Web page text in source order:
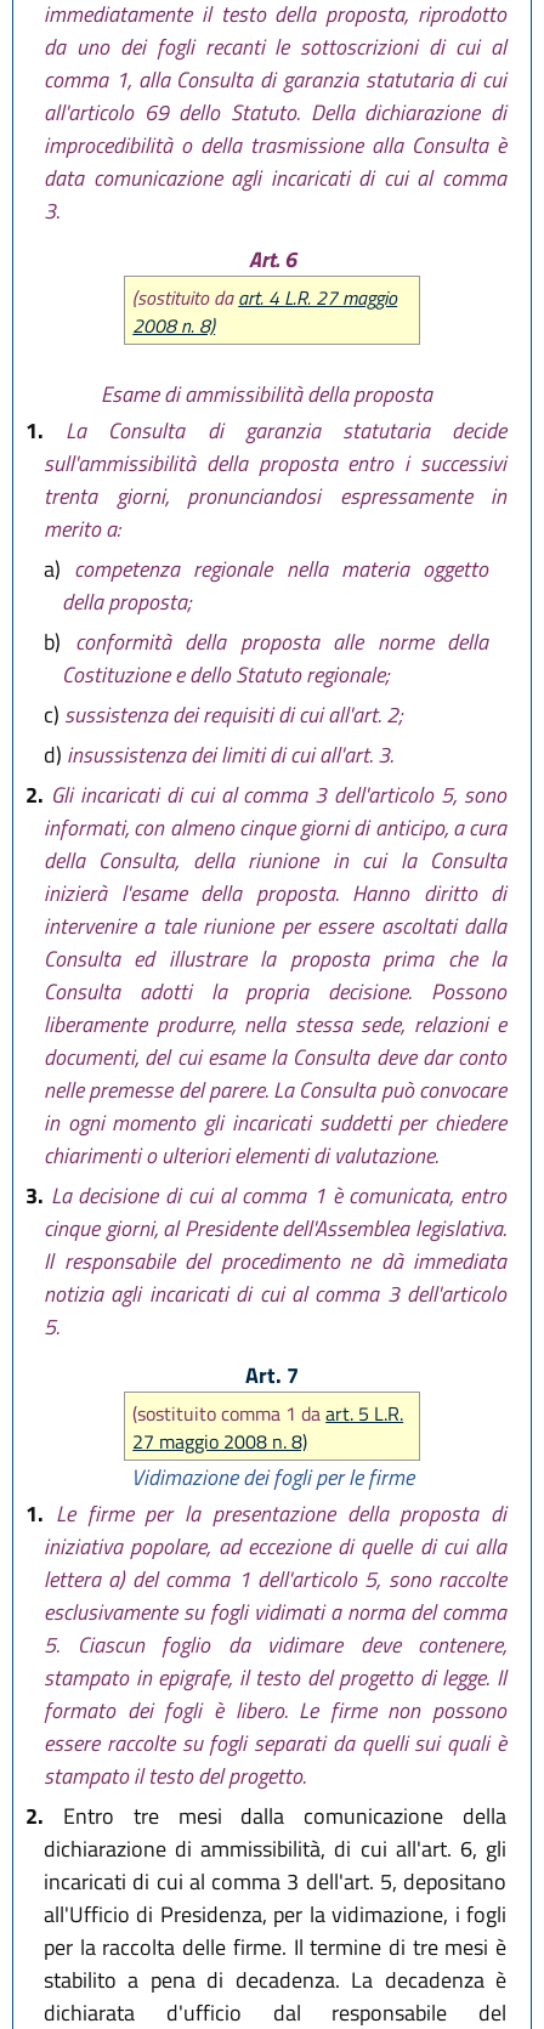
immediatamente il testo della proposta, riprodotto
da uno dei fogli recanti le sottoscrizioni di cui al
comma 1, alla Consulta di garanzia statutaria di cui
all'articolo 69 dello Statuto. Della dichiarazione di
improcedibilità o della trasmissione alla Consulta è
data comunicazione agli incaricati di cui al comma
3.
Art. 6
(sostituito daart. 4 L.R. 27 maggio
2008 n. 8)
Esame di ammissibilità della proposta
1.
La Consulta di garanzia statutaria decide
sull'ammissibilità della proposta entro i successivi
trenta giorni, pronunciandosi espressamente in
merito a:
a) competenza regionale nella materia oggetto
della proposta;
b) conformità della proposta alle norme della
Costituzione e dello Statuto regionale;
c) sussistenza dei requisiti di cui all'art. 2;
d) insussistenza dei limiti di cui all'art. 3.
2. Gli incaricati di cui al comma 3 dell'articolo 5, sono
informati, con almeno cinque giorni di anticipo, a cura
della Consulta, della riunione in cui la Consulta
inizierà l'esame della proposta. Hanno diritto di
intervenire a tale riunione per essere ascoltati dalla
Consulta ed illustrare la proposta prima che la
Consulta adotti la propria decisione. Possono
liberamente produrre, nella stessa sede, relazioni e
documenti, del cui esame la Consulta deve dar conto
nelle premesse del parere. La Consulta può convocare
in ogni momento gli incaricati suddetti per chiedere
chiarimenti o ulteriori elementi di valutazione.
3. La decisione di cui al comma 1 è comunicata, entro
cinque giorni, al Presidente dell'Assemblea legislativa.
Il responsabile del procedimento ne dà immediata
notizia agli incaricati di cui al comma 3 dell'articolo
5.
Art. 7
(sostituito comma 1 daart. 5 L.R.
27 maggio 2008 n. 8)
Vidimazione dei fogli per le firme
1. Le firme per la presentazione della proposta di
iniziativa popolare, ad eccezione di quelle di cui alla
lettera a) del comma 1 dell'articolo 5, sono raccolte
esclusivamente su fogli vidimati a norma del comma
5. Ciascun foglio da vidimare deve contenere,
stampato in epigrafe, il testo del progetto di legge. Il
formato dei fogli è libero. Le firme non possono
essere raccolte su fogli separati da quelli sui quali è
stampato il testo del progetto.
2. Entro tre mesi dalla comunicazione della
dichiarazione di ammissibilità, di cui all'art. 6, gli
incaricati di cui al comma 3 dell'art. 5, depositano
all'Ufficio di Presidenza, per la vidimazione, i fogli
per la raccolta delle firme. Il termine di tre mesi è
stabilito a pena di decadenza. La decadenza è
dichiarata d'ufficio dal responsabile del